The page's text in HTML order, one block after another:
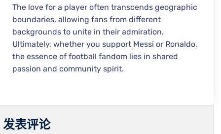
The love for a player often transcends geographic
boundaries, allowing fans from different
backgrounds to unite in their admiration.
Ultimately, whether you support Messi or Ronaldo,
the essence of football fandom lies in shared
passion and community spirit.
发表评论